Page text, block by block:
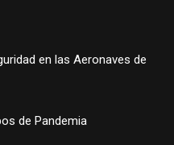
en las Aeronaves de
de Pandemia